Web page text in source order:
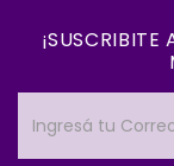
¡SUSCRIBITE